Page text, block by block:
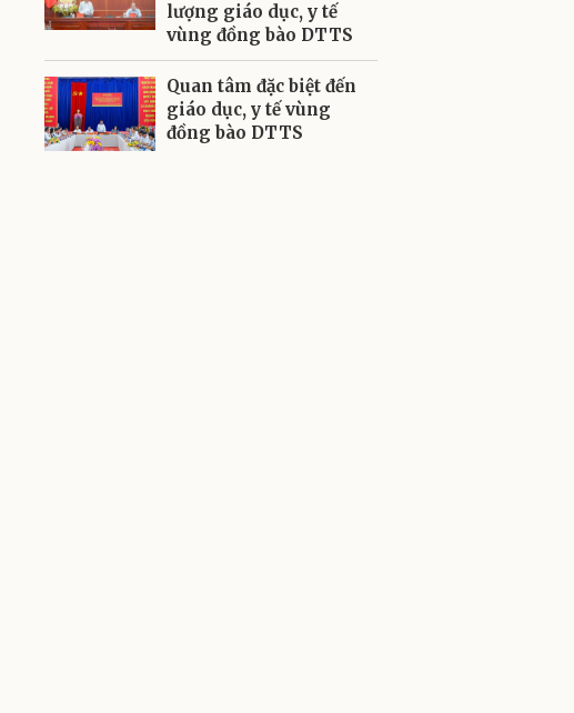
lượng giáo dục, y tế
vùng đồng bào DTTS
Quan tâm đặc biệt đến
giáo dục, y tế vùng
đồng bào DTTS